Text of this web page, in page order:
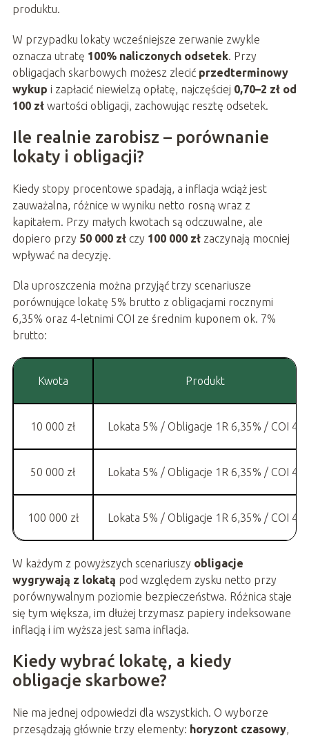
produktu.
W przypadku lokaty wcześniejsze zerwanie zwykle
oznacza utratę 100% naliczonych odsetek. Przy
obligacjach skarbowych możesz zlecić przedterminowy
wykup i zapłacić niewielzą opłatę, najczęściej 0,70–2 zł od
100 złwartości obligacji, zachowując resztę odsetek.
Ile realnie zarobisz – porównanie
lokaty i obligacji?
Kiedy stopy procentowe spadają, a inflacja wciąż jest
zauważalna, różnice w wyniku netto rosną wraz z
kapitałem. Przy małych kwotach są odczuwalne, ale
dopiero przy 50 000 złczy 100 000 złzaczynają mocniej
wpływać na decyzję.
Dla uproszczenia można przyjąć trzy scenariusze
porównujące lokatę 5% brutto z obligacjami rocznymi
6,35% oraz 4-letnimi COI ze średnim kuponem ok. 7%
brutto:
Kwota Produkt
10 000 zł Lokata 5% / Obligacje 1R 6,35% / COI 4L
50 000 zł Lokata 5% / Obligacje 1R 6,35% / COI 4L
100 000 zł Lokata 5% / Obligacje 1R 6,35% / COI 4L
W każdym z powyższych scenariuszy obligacje
wygrywają z lokatą pod względem zysku netto przy
porównywalnym poziomie bezpieczeństwa. Różnica staje
się tym większa, im dłużej trzymasz papiery indeksowane
inflacją i im wyższa jest sama inflacja.
Kiedy wybrać lokatę, a kiedy
obligacje skarbowe?
Nie ma jednej odpowiedzi dla wszystkich. O wyborze
przesądzają głównie trzy elementy: horyzont czasowy,